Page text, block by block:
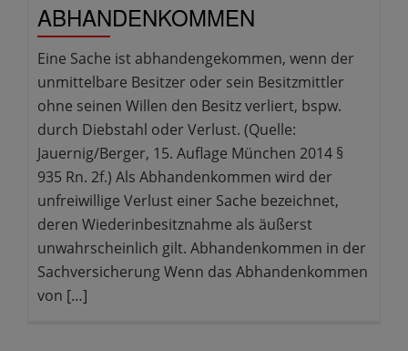
ABHANDENKOMMEN
Eine Sache ist abhandengekommen, wenn der
unmittelbare Besitzer oder sein Besitzmittler
ohne seinen Willen den Besitz verliert, bspw.
durch Diebstahl oder Verlust. (Quelle:
Jauernig/Berger, 15. Auflage München 2014 §
935 Rn. 2f.) Als Abhandenkommen wird der
unfreiwillige Verlust einer Sache bezeichnet,
deren Wiederinbesitznahme als äußerst
unwahrscheinlich gilt. Abhandenkommen in der
Sachversicherung Wenn das Abhandenkommen
von […]